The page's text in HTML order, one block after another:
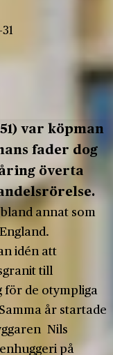
var köpman
fader dog
överta
annat som
idén att
till
för de otympliga
år startade
Nils
på